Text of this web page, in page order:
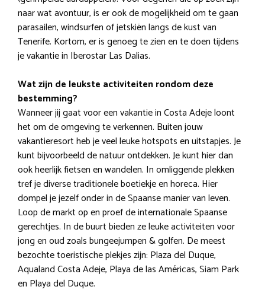
naar wat avontuur, is er ook de mogelijkheid om te gaan
parasailen, windsurfen of jetskiën langs de kust van
Tenerife. Kortom, er is genoeg te zien en te doen tijdens
je vakantie in Iberostar Las Dalias.
Wat zijn de leukste activiteiten rondom deze
bestemming?
Wanneer jij gaat voor een vakantie in Costa Adeje loont
het om de omgeving te verkennen. Buiten jouw
vakantieresort heb je veel leuke hotspots en uitstapjes. Je
kunt bijvoorbeeld de natuur ontdekken. Je kunt hier dan
ook heerlijk fietsen en wandelen. In omliggende plekken
tref je diverse traditionele boetiekje en horeca. Hier
dompel je jezelf onder in de Spaanse manier van leven.
Loop de markt op en proef de internationale Spaanse
gerechtjes. In de buurt bieden ze leuke activiteiten voor
jong en oud zoals bungeejumpen & golfen. De meest
bezochte toeristische plekjes zijn: Plaza del Duque,
Aqualand Costa Adeje, Playa de las Américas, Siam Park
en Playa del Duque.